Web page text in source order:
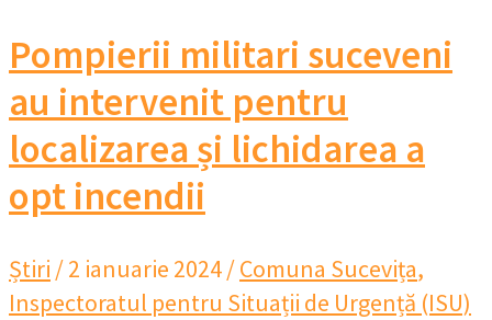
Pompierii militari suceveni
au intervenit pentru
localizarea și lichidarea a
opt incendii
Știri /2 ianuarie 2024/Comuna Sucevița,
Inspectoratul pentru Situații de Urgență (ISU)